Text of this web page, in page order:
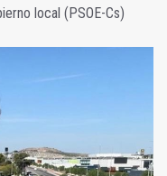
local (PSOE-Cs)